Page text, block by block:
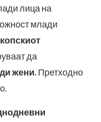
лица на
млади
да
жени.Претходно